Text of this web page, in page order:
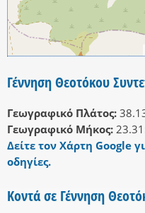
Γέννηση Θεοτόκου
Γεωγραφικό Πλάτος:
Γεωγραφικό Μήκος:
Δείτε τον Χάρτη Google
οδηγίες.
Κοντά σε Γέννηση